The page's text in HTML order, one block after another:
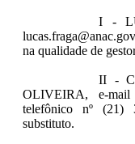
I -
na qualidade de
II -
OLIVEIRA, e-mail
telefônico nº (21)
substituto.